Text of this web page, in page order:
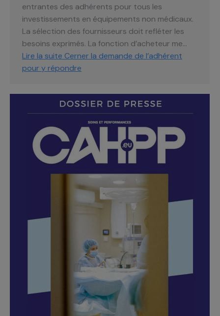
entrantes des adhérents pour tous les
investissements en équipements non médicaux.
La sélection des fournisseurs doit refléter les
besoins exprimés. La fonction d’acheteur me…
Lire la suite Cerner la demande de l’adhérent
pour y répondre